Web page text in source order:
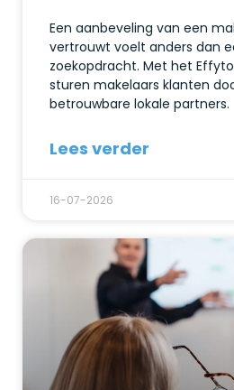
Een aanbeveling van een
vertrouwt voelt anders dan
zoekopdracht. Met het
sturen makelaars klanten
betrouwbare lokale partners.
Lees verder
16-07-2026